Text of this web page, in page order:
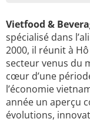
Vietfood &
spécialisé dans
2000, il réunit à
secteur venus du
cœur d’une
l’économie
année un aperçu
évolutions,